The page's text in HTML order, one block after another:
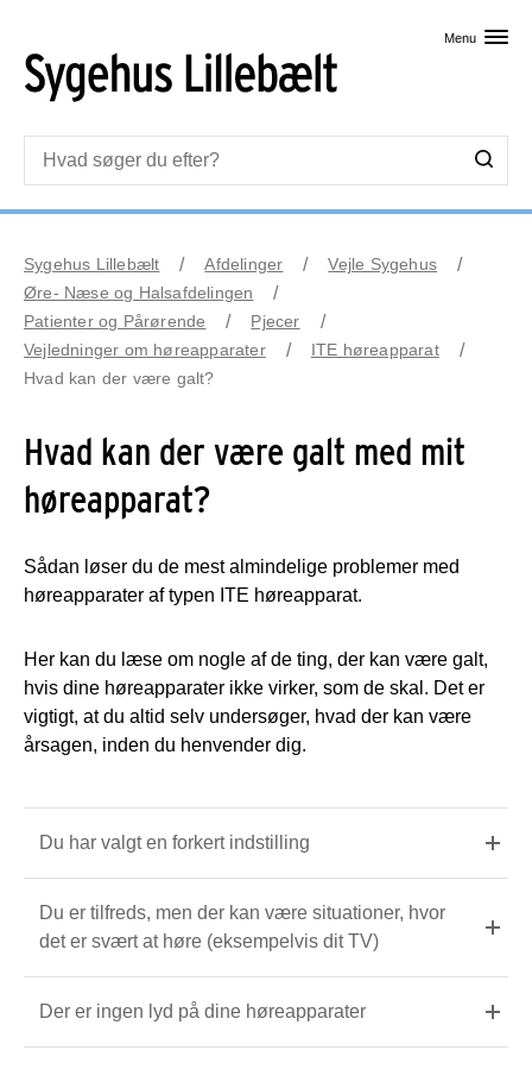
Menu
Sygehus Lillebælt Afdelinger
Vejle Sygehus
Øre- Næse og Halsafdelingen
Patienter og Pårørende
Pjecer
Vejledninger om høreapparater
ITE høreapparat
Hvad kan der være galt?
Hvad kan der være galt med mit
høreapparat?
Sådan løser du de mest almindelige problemer med
høreapparater af typen ITE høreapparat.
Her kan du læse om nogle af de ting, der kan være galt,
hvis dine høreapparater ikke virker, som de skal. Det er
vigtigt, at du altid selv undersøger, hvad der kan være
årsagen, inden du henvender dig.
Du har valgt en forkert indstilling
Du er tilfreds, men der kan være situationer, hvor
det er svært at høre (eksempelvis dit TV)
Der er ingen lyd på dine høreapparater